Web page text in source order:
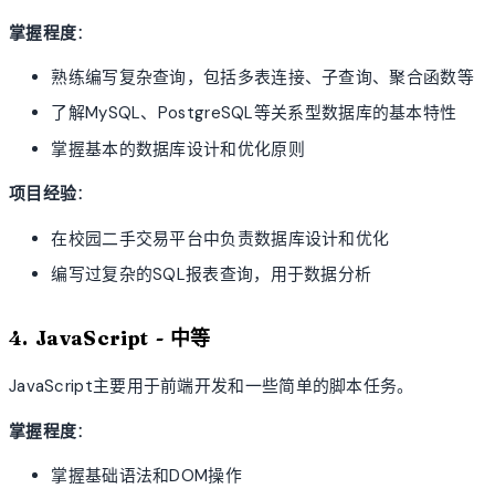
掌握程度：
熟练编写复杂查询，包括多表连接、子查询、聚合函数等
了解MySQL、PostgreSQL等关系型数据库的基本特性
掌握基本的数据库设计和优化原则
项目经验：
在校园二手交易平台中负责数据库设计和优化
编写过复杂的SQL报表查询，用于数据分析
4. JavaScript - 中等
JavaScript主要用于前端开发和一些简单的脚本任务。
掌握程度：
掌握基础语法和DOM操作